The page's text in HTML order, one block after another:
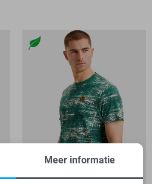
Meer informatie